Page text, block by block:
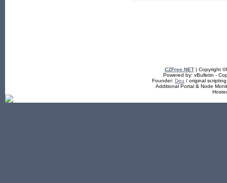
CZFree.NET| Copyright
Powered by: vBulletin -
Founder: Deu / original
Additional Portal & Node